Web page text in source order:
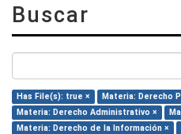
Buscar
Has File(s): true ×
Materia: Derecho
Materia: Derecho Administrativo ×
Materia: Derecho de la Información ×